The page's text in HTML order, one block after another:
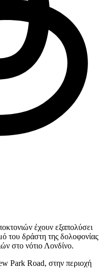
έχουν εξαπολύσει
του δράστη της δολοφονίας
στο νότιο Λονδίνο.
Park Road, στην περιοχή